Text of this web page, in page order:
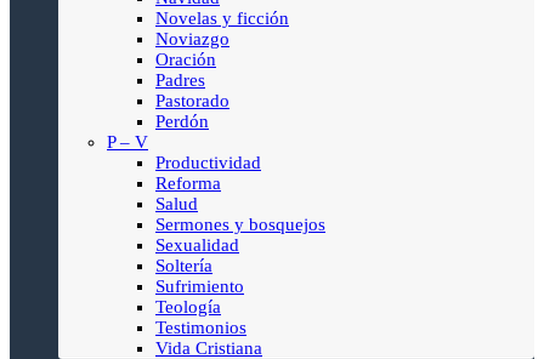
Novelas y ficción
Noviazgo
Oración
Padres
Pastorado
Perdón
P – V
Productividad
Reforma
Salud
Sermones y bosquejos
Sexualidad
Soltería
Sufrimiento
Teología
Testimonios
Vida Cristiana